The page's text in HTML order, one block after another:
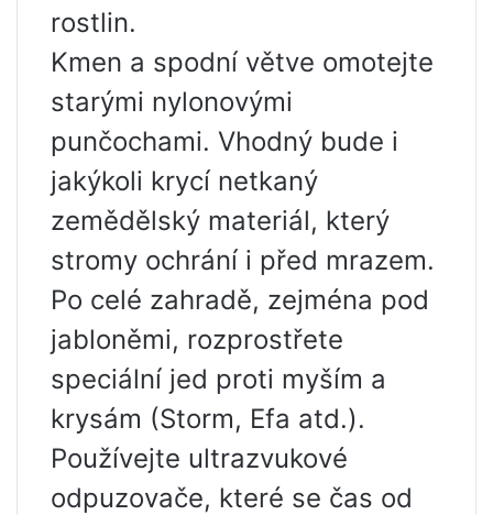
rostlin.
Kmen a spodní větve omotejte
starými nylonovými
punčochami. Vhodný bude i
jakýkoli krycí netkaný
zemědělský materiál, který
stromy ochrání i před mrazem.
Po celé zahradě, zejména pod
jabloněmi, rozprostřete
speciální jed proti myším a
krysám (Storm, Efa atd.).
Používejte ultrazvukové
odpuzovače, které se čas od